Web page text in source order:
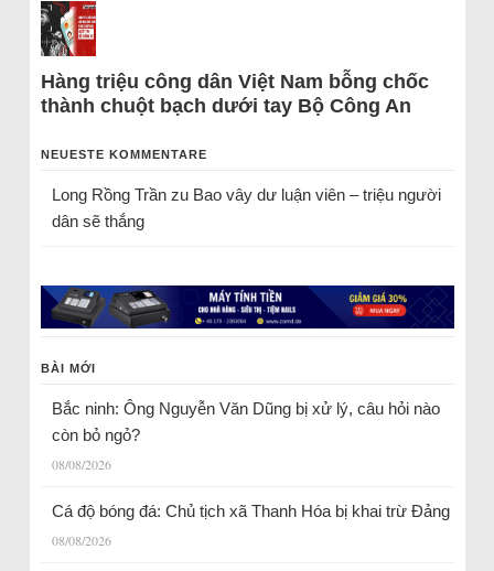
Hàng triệu công dân Việt Nam bỗng chốc
thành chuột bạch dưới tay Bộ Công An
NEUESTE KOMMENTARE
Long Rồng Trầnzu Bao vây dư luận viên – triệu người
dân sẽ thắng
BÀI MỚI
Bắc ninh: Ông Nguyễn Văn Dũng bị xử lý, câu hỏi nào
còn bỏ ngỏ?
08/08/2026
Cá độ bóng đá: Chủ tịch xã Thanh Hóa bị khai trừ Đảng
08/08/2026